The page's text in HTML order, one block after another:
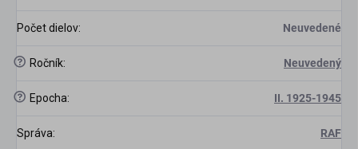
Počet dielov: Neuvedené
? Ročník: Neuvedený
? Epocha: II. 1925-1945
Správa: RAF